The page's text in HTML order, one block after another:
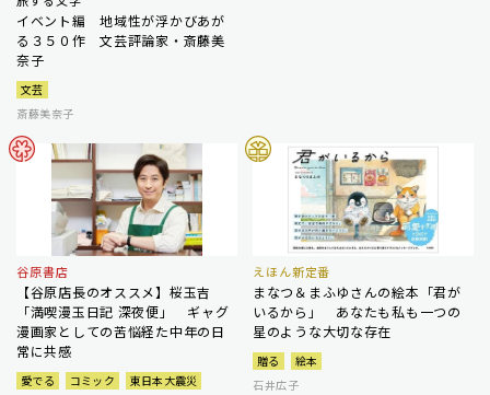
イベント編 地域性が浮かびあが
る３５０作 文芸評論家・斎藤美
奈子
文芸
斎藤美奈子
谷原書店
【谷原店長のオススメ】桜玉吉
「満喫漫玉日記 深夜便」 ギャグ
漫画家としての苦悩経た中年の日
常に共感
愛でる コミック
東日本大震災
えほん新定番
まなつ＆まふゆさんの絵本「君が
いるから」 あなたも私も一つの
星のような大切な存在
贈る
絵本
石井広子